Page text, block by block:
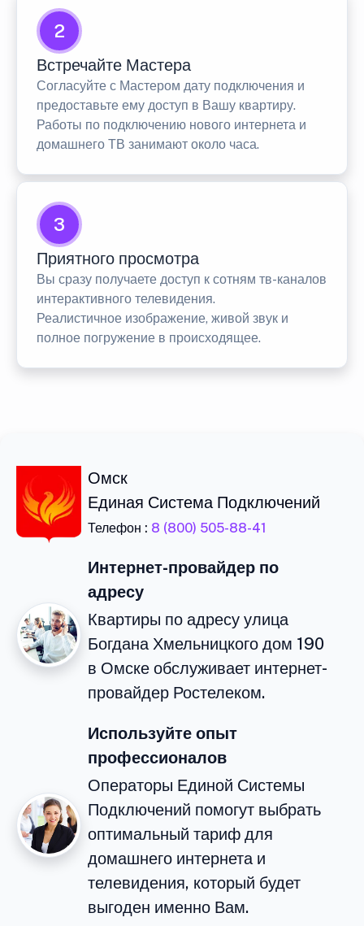
2
Встречайте Мастера
Согласуйте с Мастером дату подключения и
предоставьте ему доступ в Вашу квартиру.
Работы по подключению нового интернета и
домашнего ТВ занимают около часа.
3
Приятного просмотра
Вы сразу получаете доступ к сотням тв-каналов
интерактивного телевидения.
Реалистичное изображение, живой звук и
полное погружение в происходящее.
Омск
Единая Система Подключений
Телефон : 8 (800) 505-88-41
Интернет-провайдер по
адресу
Квартиры по адресу улица
Богдана Хмельницкого дом 190
в Омске обслуживает интернет-
провайдер Ростелеком.
Используйте опыт
профессионалов
Операторы Единой Системы
Подключений помогут выбрать
оптимальный тариф для
домашнего интернета и
телевидения, который будет
выгоден именно Вам.